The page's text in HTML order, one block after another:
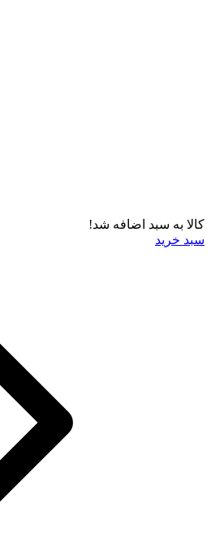
کالا به سبد اضافه شد!
سبد خرید